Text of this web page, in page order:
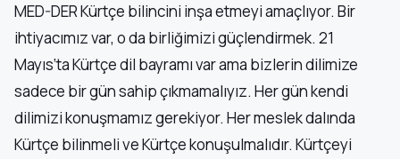
MED-DER Kürtçe bilincini inşa etmeyi amaçlıyor. Bir
ihtiyacımız var, o da birliğimizi güçlendirmek. 21
Mayıs’ta Kürtçe dil bayramı var ama bizlerin dilimize
sadece bir gün sahip çıkmamalıyız. Her gün kendi
dilimizi konuşmamız gerekiyor. Her meslek dalında
Kürtçe bilinmeli ve Kürtçe konuşulmalıdır. Kürtçeyi